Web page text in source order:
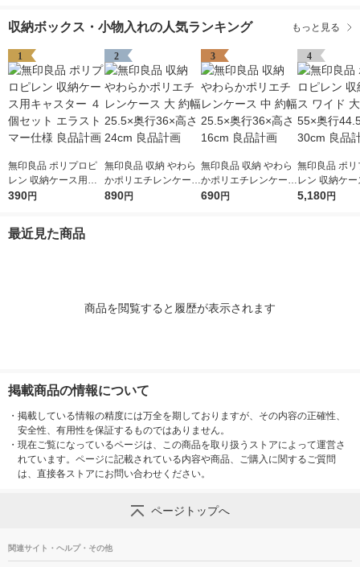
収納ボックス・小物入れの人気ランキング もっと見る
1
無印良品 ポリプロピ
レン 収納ケース用キ
ャスター ４個セット
390円
2
無印良品 収納 やわら
かポリエチレンケース
大 約幅25.5×奥行36×
890円
3
無印良品 収納 やわら
かポリエチレンケース
中 約幅25.5×奥行36×
690円
4
無印良品 ポリ
レン 収納ケ
ド 大 約幅55×奥行44.
5,180円
最近見た商品
商品を閲覧すると履歴が表示されます
掲載商品の情報について
・ 掲載している情報の精度には万全を期しておりますが、その内容の正確性、
安全性、有用性を保証するものではありません。
・ 現在ご覧になっているページは、この商品を取り扱うストアによって運営さ
れています。ページに記載されている内容や商品、ご購入に関するご質問
は、直接各ストアにお問い合わせください。
ページトップへ
関連サイト・ヘルプ・その他